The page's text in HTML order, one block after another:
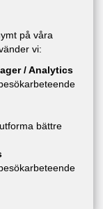
bilder eller
på våra
vi:
/ Analytics
bättre